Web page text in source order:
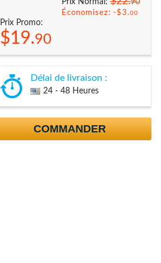
Prix Normal:
Économisez: -$3.00
Prix Promo:
$19.90
Délai de livraison :
24 - 48 Heures
COMMANDER